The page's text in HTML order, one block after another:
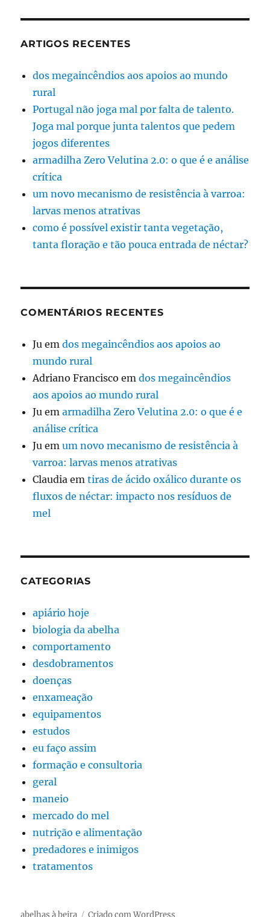
ARTIGOS RECENTES
dos megaincêndios aos apoios ao mundo
rural
Portugal não joga mal por falta de talento.
Joga mal porque junta talentos que pedem
jogos diferentes
armadilha Zero Velutina 2.0: o que é e análise
crítica
um novo mecanismo de resistência à varroa:
larvas menos atrativas
como é possível existir tanta vegetação,
tanta floração e tão pouca entrada de néctar?
COMENTÁRIOS RECENTES
Ju emdos megaincêndios aos apoios ao
mundo rural
Adriano Francisco emdos megaincêndios
aos apoios ao mundo rural
Ju emarmadilha Zero Velutina 2.0: o que é e
análise crítica
Ju emum novo mecanismo de resistência à
varroa: larvas menos atrativas
Claudia emtiras de ácido oxálico durante os
fluxos de néctar: impacto nos resíduos de
mel
CATEGORIAS
apiário hoje
biologia da abelha
comportamento
desdobramentos
doenças
enxameação
equipamentos
estudos
eu faço assim
formação e consultoria
geral
maneio
mercado do mel
nutrição e alimentação
predadores e inimigos
tratamentos
abelhas à beira Criado com WordPress